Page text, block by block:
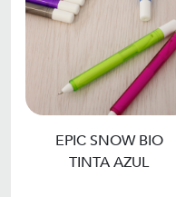
EPIC SNOW BIO
TINTA AZUL